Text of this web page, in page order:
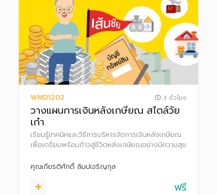
WMD1202 3 ชั่วโมง
วางแผนการเงินหลังเกษียณ สไตล์วัย
เก๋า
เรียนรู้เทคนิคและวิธีการบริหารจัดการเงินหลังเกษียณ
เพื่อเตรียมพร้อมก้าวสู่ชีวิตหลังเกษียณอย่างมีความสุข
คุณเกียรติศักดิ์ ลิมปเจริญกุล
ฟรี